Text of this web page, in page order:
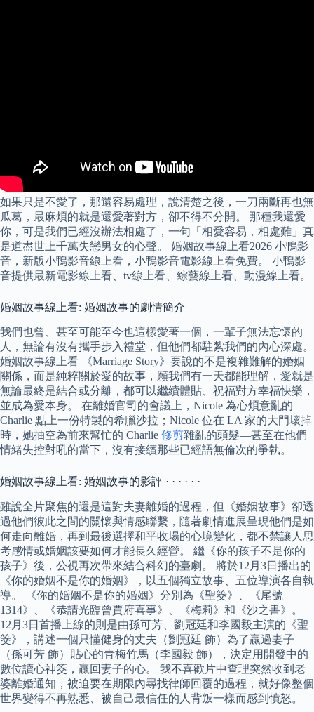
如果只是不愛了，那還容易處理，說清楚之後，一刀兩斷再也無
瓜葛，最麻煩的就是還愛著對方，卻不得不分開。 那種我還愛
你，可是我們已經沒辦法相處了，一句「相愛容易，相處難」真
是道盡世上千萬失戀男女的心聲。 婚姻故事線上看2026 小鴨影
音，新版小鴨影音線上看，小鴨影音電影線上看免費。 小鴨影
音提供最新電影線上看、tv線上看、綜藝線上看、動漫線上看。
婚姻故事線上看: 婚姻故事的劇情簡介
我們也曾、甚至可能至今也這樣愛著一個，一輩子無法忘懷的
人，無論有沒有攜手步入禮堂，但他們都駐紮我們的內心深處。
婚姻故事線上看 《Marriage Story》要說的不是複雜難解的婚姻
關係，而是純粹關於愛的故事，願我們有一天都能理解，愛就是
無論最終是結合或分離，都可以繼續體貼、祝福對方幸福快樂，
並成為愛本身。 在離婚官司的會議上，Nicole 為心煩意亂的
Charlie 點上一份特製的希臘沙拉；Nicole 位在 LA 家的大門壞掉
時，她抽空為前來幫忙的 Charlie 修剪雜亂的頭髮—甚至在他們
情緒失控對吼的當下，沒有接續那些已經語無倫次的爭執。
婚姻故事線上看: 婚姻故事的影評 · · · · · ·
雖說全片聚焦的還是這對夫妻離婚的過程，但《婚姻故事》卻透
過他們彼此之間的關懷與情感聯繫，隨著劇情進展呈現他們是如
何走向離婚，再到最後選擇和平收場的心境變化，都不禁讓人思
考感情或婚姻該要如何才能長久經營。 繼《你的孩子不是你的
孩子》後，公視再次帶來結合科幻的臺劇。 將於12月3日播出的
《你的婚姻不是你的婚姻》，以五個獨立故事、五位導演各自執
導。 《你的婚姻不是你的婚姻》分別為《聖筊》、《尾號
1314》、《恭請光臨曾賈府喜事》、《梅莉》和《沙之書》。
12月3日首播上線的則是由孫可芳、劉冠廷和李國毅主演的《聖
筊》，講述一個只懂健身的丈夫（劉冠廷 飾）為了贏過妻子
（孫可芳 飾）貼心的青梅竹馬（李國毅 飾），決定用開發中的
數位讀心神筊，贏回妻子的心。 我不喜歡片中查理突然收到老
婆離婚通知，被迫要在期限內尋找律師回覆的過程，就好像整個
世界變得不再熟悉、被自己最信任的人背叛一樣而感到憤怒。